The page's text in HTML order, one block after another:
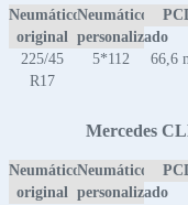
Neumático
original
Neumático
personalizado
225/45
R17
5*112 66,6
Mercedes
Neumático
original
Neumático
personalizado